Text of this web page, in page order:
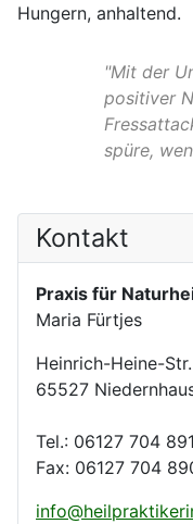
Hungern, anhaltend.
"Mit der
positiver
spüre,
Kontakt
Praxis für
Maria Fürtjes
Heinrich-Heine-Str.
65527
Tel.: 06127 704 891
Fax: 06127 704